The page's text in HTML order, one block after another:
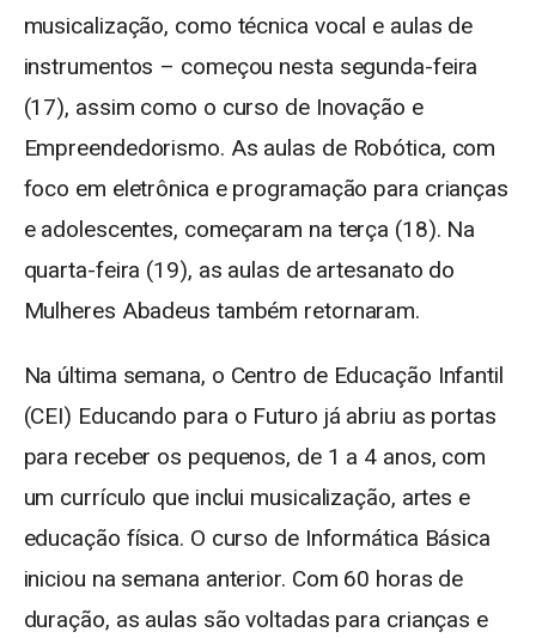
musicalização, como técnica vocal e aulas de
instrumentos – começou nesta segunda-feira
(17), assim como o curso de Inovação e
Empreendedorismo. As aulas de Robótica, com
foco em eletrônica e programação para crianças
e adolescentes, começaram na terça (18). Na
quarta-feira (19), as aulas de artesanato do
Mulheres Abadeus também retornaram.
Na última semana, o Centro de Educação Infantil
(CEI) Educando para o Futuro já abriu as portas
para receber os pequenos, de 1 a 4 anos, com
um currículo que inclui musicalização, artes e
educação física. O curso de Informática Básica
iniciou na semana anterior. Com 60 horas de
duração, as aulas são voltadas para crianças e